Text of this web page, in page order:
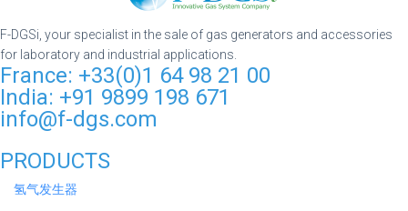
F-DGSi, your specialist in the sale of gas generators and accessories
for laboratory and industrial applications.
France: +33(0)1 64 98 21 00
India: +91 9899 198 671
info@f-dgs.com
PRODUCTS
氢气发生器